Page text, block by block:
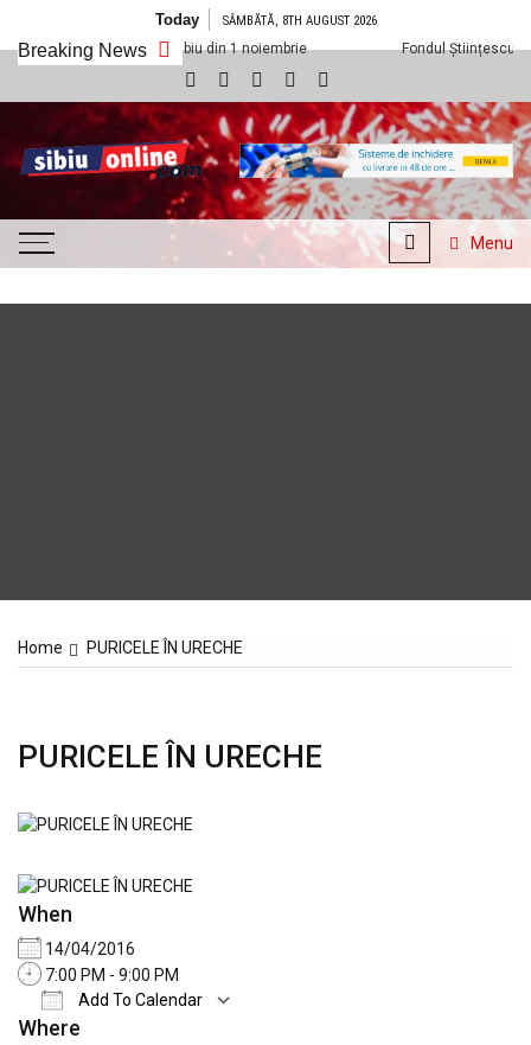
Today SÂMBĂTĂ, 8TH AUGUST 2026
Breaking News
Cineplexx Sibiu din 1 noiembrie Fondul Științescu revine cu ediția
SibiuOnline.com
… locatii si evenimente din
Sibiu!!!
Menu
Home PURICELE ÎN URECHE
PURICELE ÎN URECHE
When
14/04/2016
7:00 PM - 9:00 PM
Add To Calendar
Download ICS
Where